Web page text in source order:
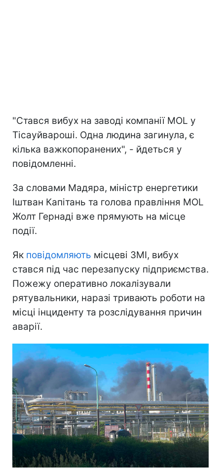
"Стався вибух на заводі компанії MOL у
Тісауйвароші. Одна людина загинула, є
кілька важкопоранених", - йдеться у
повідомленні.
За словами Мадяра, міністр енергетики
Іштван Капітань та голова правління MOL
Жолт Гернаді вже прямують на місце
події.
Як повідомляють місцеві ЗМІ, вибух
стався під час перезапуску підприємства.
Пожежу оперативно локалізували
рятувальники, наразі тривають роботи на
місці інциденту та розслідування причин
аварії.